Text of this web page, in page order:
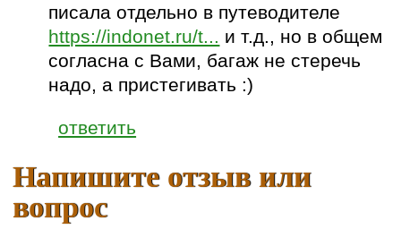
писала отдельно в путеводителе
https://indonet.ru/t... и т.д., но в общем
согласна с Вами, багаж не стеречь
надо, а пристегивать :)
ответить
Напишите отзыв или
вопрос